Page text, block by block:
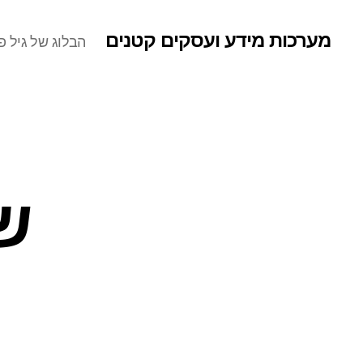
מערכות מידע ועסקים קטנים הבלוג של גיל